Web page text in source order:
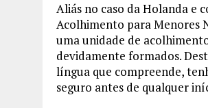
Aliás no caso da Holanda e
Acolhimento para Menores
uma unidade de
devidamente formados.
língua que compreende,
seguro antes de qualquer